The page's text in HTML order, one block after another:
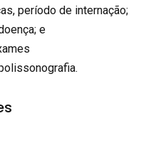
período de internação;
e